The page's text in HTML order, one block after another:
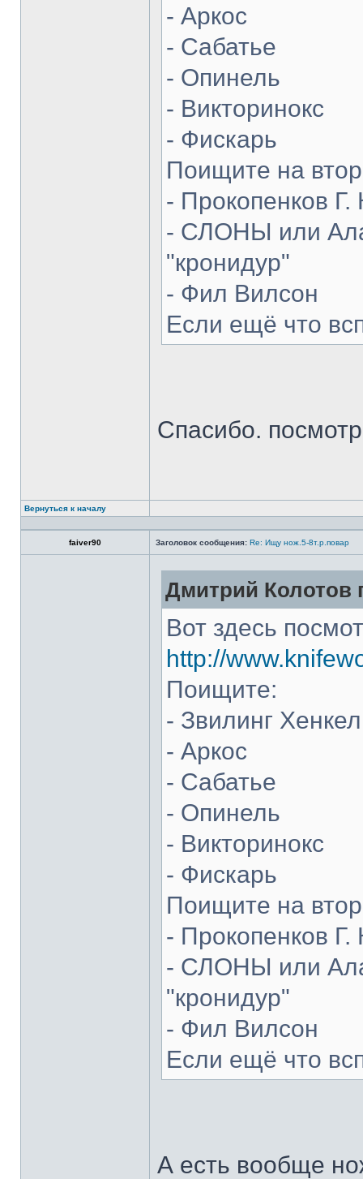
- Аркос
- Сабатье
- Опинель
- Викторинокс
- Фискарь
Поищите на
- Прокопенков Г.
- СЛОНЫ или
"кронидур"
- Фил Вилсон
Если ещё что
Спасибо.
Вернуться к началу
faiver90 Заголовок сообщения: Re: Ищу нож.5-8т.р.повар
Дмитрий Колотов
Вот здесь
http://
Поищите:
- Звилинг
- Аркос
- Сабатье
- Опинель
- Викторинокс
- Фискарь
Поищите на
- Прокопенков Г.
- СЛОНЫ или
"кронидур"
- Фил Вилсон
Если ещё что
А есть вообще